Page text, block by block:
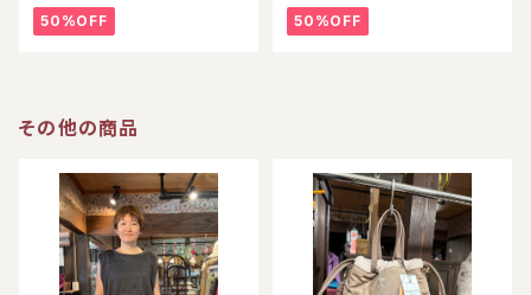
50%OFF 50%OFF
その他の商品